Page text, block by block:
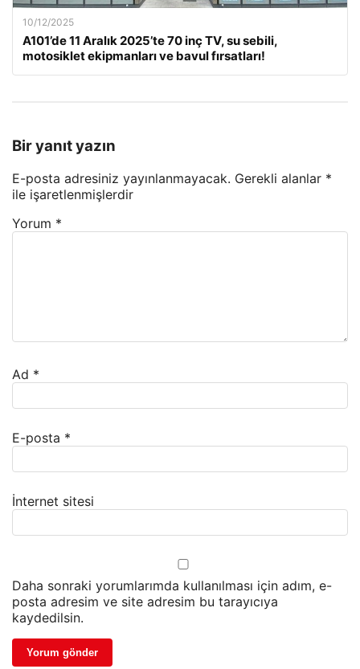
10/12/2025
A101’de 11 Aralık 2025’te 70 inç TV, su sebili,
motosiklet ekipmanları ve bavul fırsatları!
Bir yanıt yazın
E-posta adresiniz yayınlanmayacak. Gerekli alanlar *
ile işaretlenmişlerdir
Yorum *
Ad *
E-posta *
İnternet sitesi
Daha sonraki yorumlarımda kullanılması için adım, e-
posta adresim ve site adresim bu tarayıcıya
kaydedilsin.